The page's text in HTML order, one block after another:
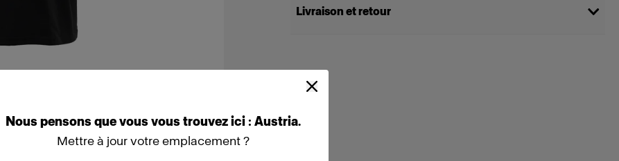
Nous pensons quevous vous trouvezici : Austria.
Mettre à jour votre emplacement ?
Livraison et retour